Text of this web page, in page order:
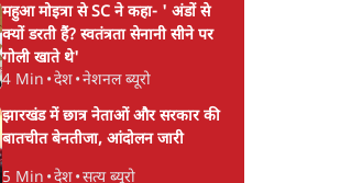
महुआ मोइत्रा से SC ने कहा- ' अंडों से
क्यों डरती हैं? स्वतंत्रता सेनानी सीने पर
गोली खाते थे'
4 Min •देश•नेशनल ब्यूरो
झारखंड में छात्र नेताओं और सरकार की
बातचीत बेनतीजा, आंदोलन जारी
5 Min •देश•सत्य ब्यूरो